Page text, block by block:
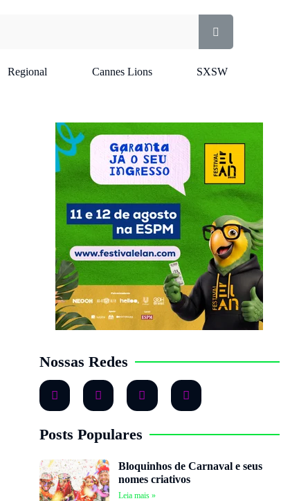
Regional Cannes Lions SXSW
Nossas Redes
Posts Populares
Bloquinhos de Carnaval e seus
nomes criativos
Leia mais »